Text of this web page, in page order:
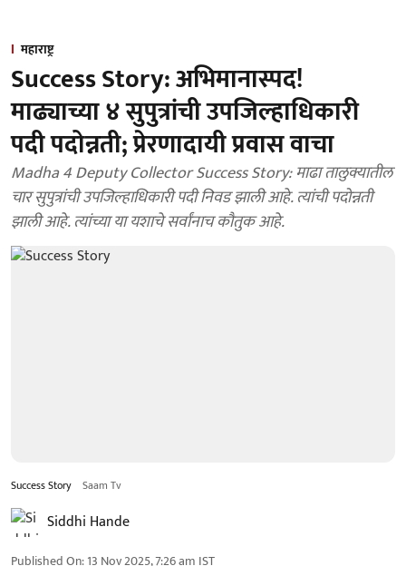
महाराष्ट्र
Success Story: अभिमानास्पद!
माढ्याच्या ४ सुपुत्रांची उपजिल्हाधिकारी
पदी पदोन्नती; प्रेरणादायी प्रवास वाचा
Madha 4 Deputy Collector Success Story: माढा तालुक्यातील
चार सुपुत्रांची उपजिल्हाधिकारी पदी निवड झाली आहे. त्यांची पदोन्नती
झाली आहे. त्यांच्या या यशाचे सर्वांनाच कौतुक आहे.
Success Story Saam Tv
Siddhi Hande
Published On:13 Nov 2025, 7:26 am IST